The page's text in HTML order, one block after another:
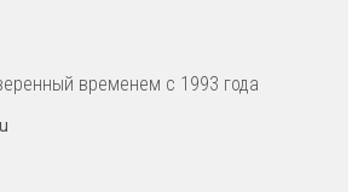
временем с 1993 года